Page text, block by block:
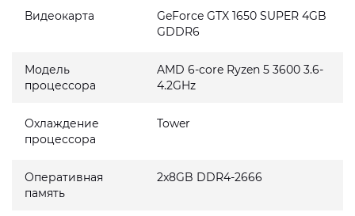
Видеокарта
GeForce GTX 1650 SUPER 4GB
GDDR6
Модель
процессора
AMD 6-core Ryzen 5 3600 3.6-
4.2GHz
Охлаждение
процессора
Tower
Оперативная
память
2x8GB DDR4-2666